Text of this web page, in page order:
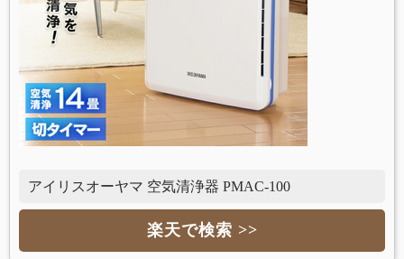
アイリスオーヤマ 空気清浄器 PMAC-100
楽天で検索 >>